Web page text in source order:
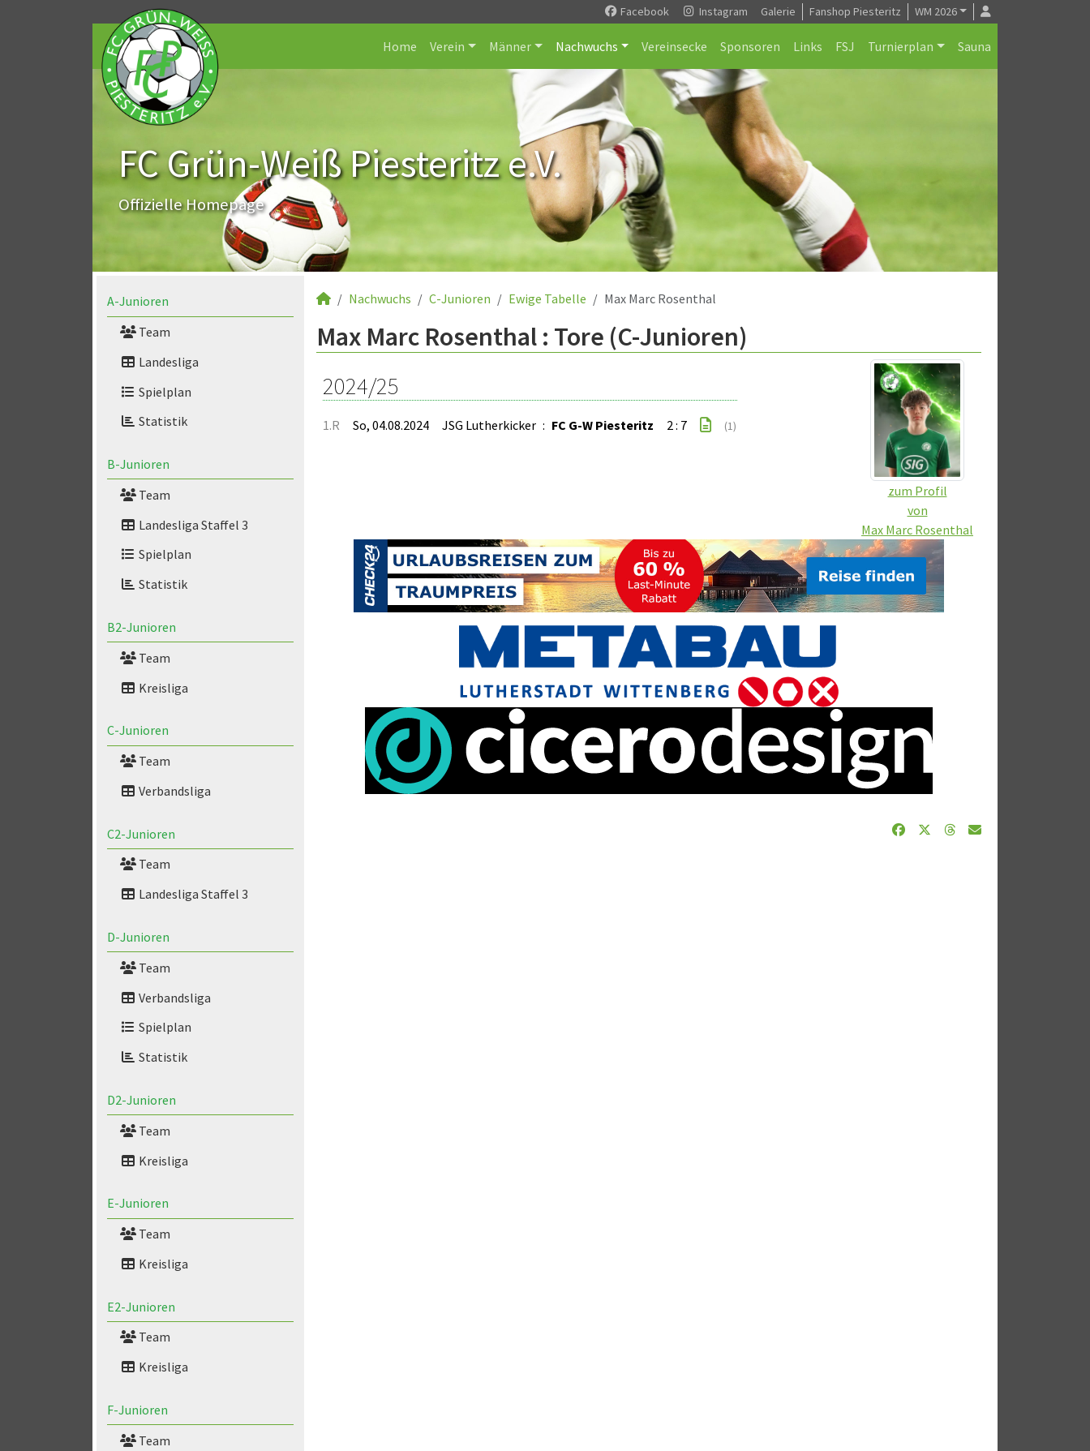
Facebook Instagram Galerie Fanshop Piesteritz WM 2026
Home Verein Männer Nachwuchs Vereinsecke Sponsoren Links FSJ Turnierplan Sauna
FC Grün-Weiß Piesteritz e.V.
Offizielle Homepage
A-Junioren
Team
Landesliga
Spielplan
Statistik
B-Junioren
Team
Landesliga Staffel 3
Spielplan
Statistik
B2-Junioren
Team
Kreisliga
C-Junioren
Team
Verbandsliga
C2-Junioren
Team
Landesliga Staffel 3
D-Junioren
Team
Verbandsliga
Spielplan
Statistik
D2-Junioren
Team
Kreisliga
E-Junioren
Team
Kreisliga
E2-Junioren
Team
Kreisliga
F-Junioren
Team
Nachwuchs C-Junioren Ewige Tabelle Max Marc Rosenthal
Max Marc Rosenthal : Tore (C-Junioren)
zum Profil
von
Max Marc Rosenthal
2024/25
1.R So, 04.08.2024 JSG Lutherkicker : FC G-W Piesteritz 2 : 7 (1)